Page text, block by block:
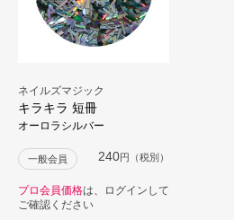
ネイルズマジック
キラキラ 短冊
オーロラシルバー
一般会員 240円（税別）
プロ会員価格は、ログインして
ご確認ください